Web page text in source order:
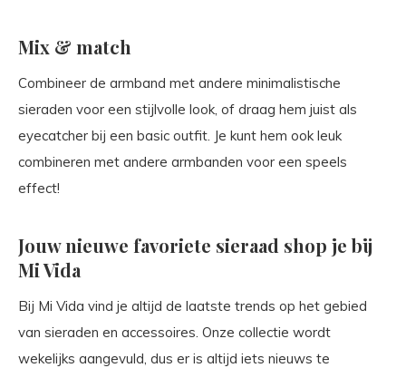
Mix & match
Combineer de armband met andere minimalistische
sieraden voor een stijlvolle look, of draag hem juist als
eyecatcher bij een basic outfit. Je kunt hem ook leuk
combineren met andere armbanden voor een speels
effect!
Jouw nieuwe favoriete sieraad shop je bij
Mi Vida
Bij Mi Vida vind je altijd de laatste trends op het gebied
van sieraden en accessoires. Onze collectie wordt
wekelijks aangevuld, dus er is altijd iets nieuws te